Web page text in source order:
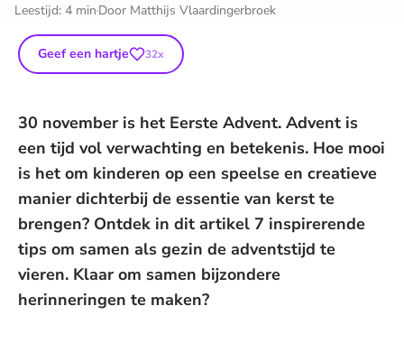
Leestijd: 4 min Door Matthijs Vlaardingerbroek
Geef een hartje 32x
30 november is het Eerste Advent. Advent is
een tijd vol verwachting en betekenis. Hoe mooi
is het om kinderen op een speelse en creatieve
manier dichterbij de essentie van kerst te
brengen? Ontdek in dit artikel 7 inspirerende
tips om samen als gezin de adventstijd te
vieren. Klaar om samen bijzondere
herinneringen te maken?